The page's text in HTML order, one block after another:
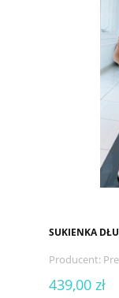
SUKIENKA
Producent:
439,00 zł